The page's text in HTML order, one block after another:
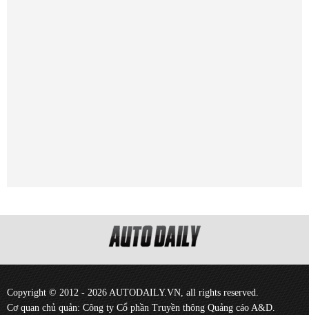
Copyright © 2012 - 2026 AUTODAILY.VN, all rights reserved.
Cơ quan chủ quản: Công ty Cổ phần Truyền thông Quảng cáo A&D.